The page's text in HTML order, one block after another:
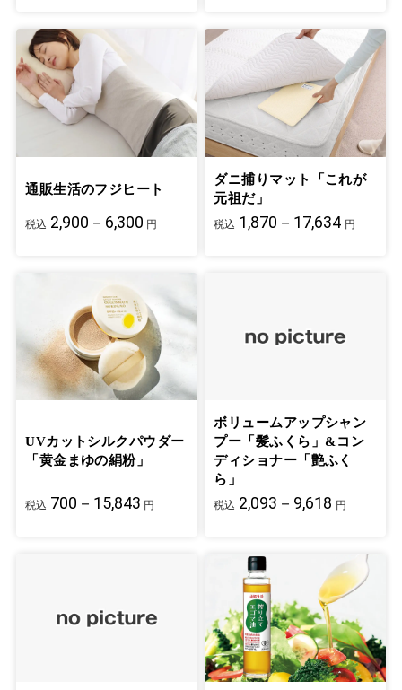
通販生活のフジヒート
税込 2,900－6,300 円
ダニ捕りマット「これが
元祖だ」
税込 1,870－17,634 円
UVカットシルクパウダー
「黄金まゆの絹粉」
税込 700－15,843 円
ボリュームアップシャン
プー「髪ふくら」&コン
ディショナー「艶ふく
ら」
税込 2,093－9,618 円